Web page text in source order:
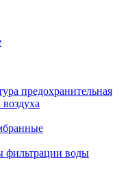
предохранительная
фильтрации воды